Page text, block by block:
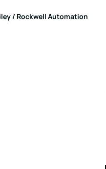
/ Rockwell Automation